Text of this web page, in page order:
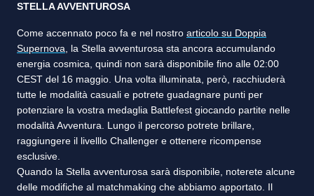
STELLA AVVENTUROSA
Come accennato poco fa e nel nostro articolo su Doppia
Supernova , la Stella avventurosa sta ancora accumulando
energia cosmica, quindi non sarà disponibile fino alle 02:00
CEST del 16 maggio. Una volta illuminata, però, racchiuderà
tutte le modalità casuali e potrete guadagnare punti per
potenziare la vostra medaglia Battlefest giocando partite nelle
modalità Avventura. Lungo il percorso potrete brillare,
raggiungere il livelllo Challenger e ottenere ricompense
esclusive.
Quando la Stella avventurosa sarà disponibile, noterete alcune
delle modifiche al matchmaking che abbiamo apportato. Il